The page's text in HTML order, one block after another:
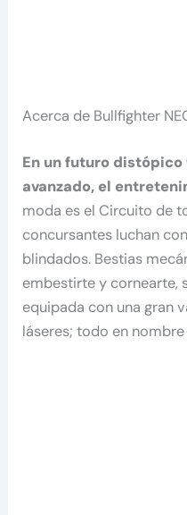
Acerca de Bullfighter
En un futuro
avanzado, el
moda es el Circuito de
concursantes luchan
blindados. Bestias
embestirte y cornearte,
equipada con una gran
láseres; todo en